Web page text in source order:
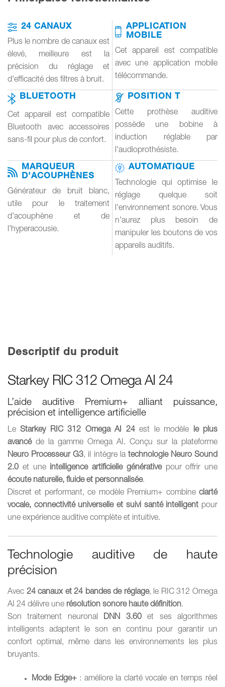
24 CANAUX
Plus le nombre de canaux est
élevé, meilleure est la
précision du réglage et
d'efficacité des filtres à bruit.
APPLICATION
MOBILE
Cet appareil est compatible
avec une application mobile
télécommande.
BLUETOOTH
Cet appareil est compatible
Bluetooth avec accessoires
sans-fil pour plus de confort.
POSITION T
Cette prothèse auditive
possède une bobine à
induction réglable par
l'audioprothésiste.
MARQUEUR
D'ACOUPHÈNES
Générateur de bruit blanc,
utile pour le traitement
d'acouphène et de
l'hyperacousie.
AUTOMATIQUE
Technologie qui optimise le
réglage quelque soit
l'environnement sonore. Vous
n'aurez plus besoin de
manipuler les boutons de vos
appareils auditifs.
Descriptif du produit
Starkey RIC 312 Omega AI 24
L’aide auditive Premium+ alliant puissance,
précision et intelligence artificielle
LeStarkey RIC 312 Omega AI 24est le modèle le plus
avancéde la gamme Omega AI. Conçu sur la plateforme
Neuro Processeur G3, il intègre la technologie Neuro Sound
2.0 et une intelligence artificielle générativepour offrir une
écoute naturelle, fluide et personnalisée.
Discret et performant, ce modèle Premium+ combine clarté
vocale, connectivité universelle et suivi santé intelligent pour
une expérience auditive complète et intuitive.
Technologie auditive de haute
précision
Avec 24 canaux et 24 bandes de réglage, le RIC 312 Omega
AI 24 délivre une résolution sonore haute définition.
Son traitement neuronal DNN 3.60et ses algorithmes
intelligents adaptent le son en continu pour garantir un
confort optimal, même dans les environnements les plus
bruyants.
Mode Edge+: améliore la clarté vocale en temps réel